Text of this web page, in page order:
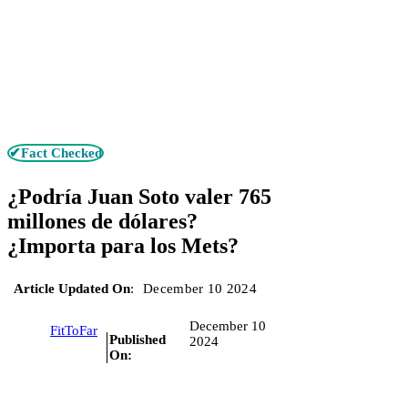
✔Fact Checked
¿Podría Juan Soto valer 765
millones de dólares?
¿Importa para los Mets?
Article Updated On: December 10 2024
FitToFar
Published
On:
December 10
2024